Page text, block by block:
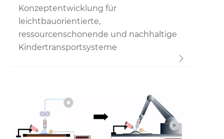
Konzeptentwicklung für
leichtbauorientierte,
ressourcenschonende und nachhaltige
Kindertransportsysteme